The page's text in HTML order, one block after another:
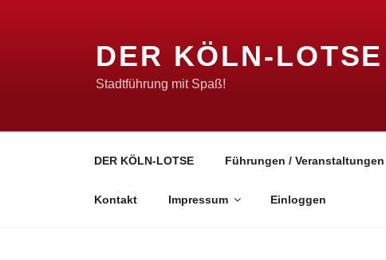
DER KÖLN-LOTSE
Stadtführung mit Spaß!
DER KÖLN-LOTSE Führungen / Veranstaltungen
Kontakt Impressum Einloggen